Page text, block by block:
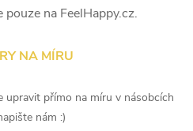
na FeelHappy.cz.
NA MÍRU
upravit přímo na míru v násobcích
nám :)